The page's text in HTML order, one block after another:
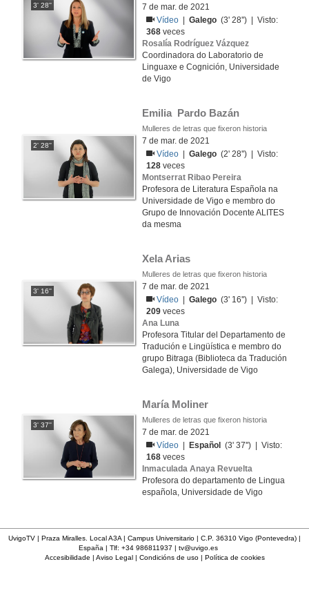
3' 28''
7 de mar. de 2021
Vídeo
|Galego (3' 28'') | Visto:
368 veces
Rosalía Rodríguez Vázquez
Coordinadora do Laboratorio de
Linguaxe e Cognición, Universidade
de Vigo
2' 28''
Emilia  Pardo Bazán
Mulleres de letras que fixeron historia
7 de mar. de 2021
Vídeo
|Galego (2' 28'') | Visto:
128 veces
Montserrat Ribao Pereira
Profesora de Literatura Española na
Universidade de Vigo e membro do
Grupo de Innovación Docente ALITES
da mesma
3' 16''
Xela Arias
Mulleres de letras que fixeron historia
7 de mar. de 2021
Vídeo
|Galego (3' 16'') | Visto:
209 veces
Ana Luna
Profesora Titular del Departamento de
Tradución e Lingüística e membro do
grupo Bitraga (Biblioteca da Tradución
Galega), Universidade de Vigo
3' 37''
María Moliner
Mulleres de letras que fixeron historia
7 de mar. de 2021
Vídeo
Español
(3' 37'') | Visto:
168 veces
Inmaculada Anaya Revuelta
Profesora do departamento de Lingua
española, Universidade de Vigo
UvigoTV | Praza Miralles. Local A3A | Campus Universitario | C.P. 36310 Vigo (Pontevedra) |
España | Tlf: +34 986811937 | tv@uvigo.es
Accesibilidade | Aviso Legal| Condicións de uso| Política de cookies